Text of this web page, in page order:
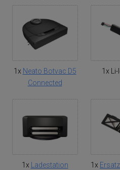
1x Neato Botvac D5
Connected
1x
1x Ladestation 1x